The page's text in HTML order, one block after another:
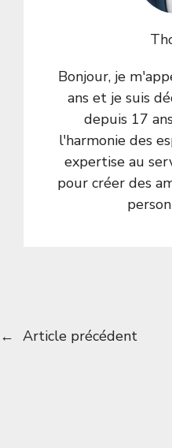
Bonjour, je
ans et je suis
depuis 17
l'harmonie des
expertise au
pour créer des
← Article précédent